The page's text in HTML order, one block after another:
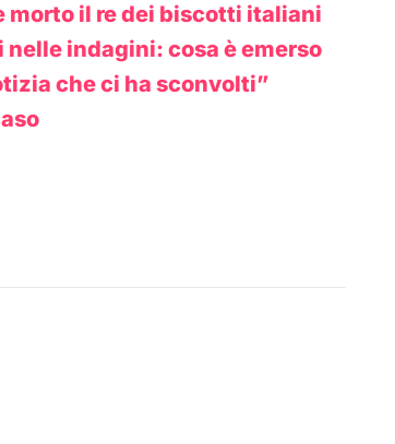
morto il re dei biscotti italiani
indagini: cosa è emerso
che ci ha sconvolti”